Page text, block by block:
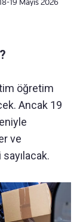
öğretim
Ancak 19
ve